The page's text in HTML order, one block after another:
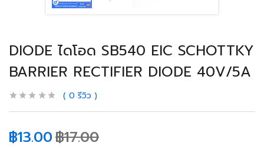
DIODE ไดโอด SB540 EIC SCHOTTKY
BARRIER RECTIFIER DIODE 40V/5A
0 รีวิว
฿13.00฿17.00